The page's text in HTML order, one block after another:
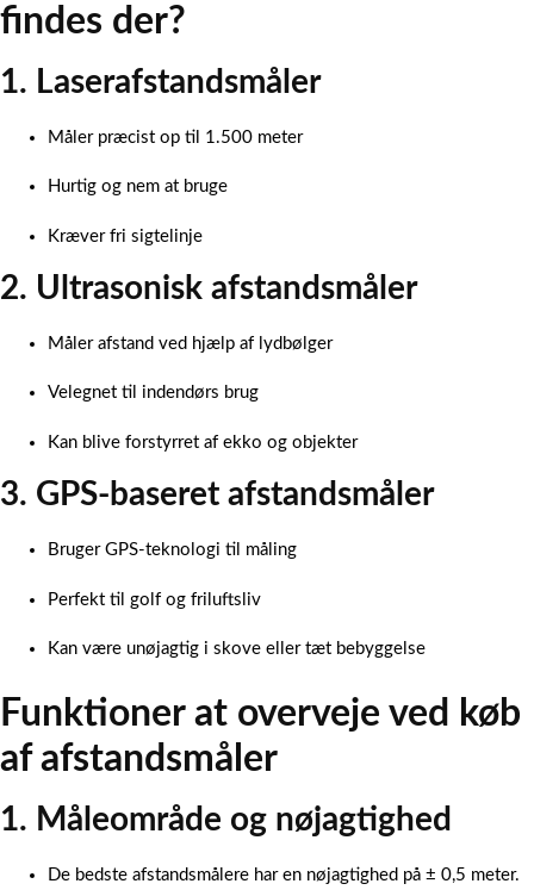
findes der?
1. Laserafstandsmåler
Måler præcist op til 1.500 meter
Hurtig og nem at bruge
Kræver fri sigtelinje
2. Ultrasonisk afstandsmåler
Måler afstand ved hjælp af lydbølger
Velegnet til indendørs brug
Kan blive forstyrret af ekko og objekter
3. GPS-baseret afstandsmåler
Bruger GPS-teknologi til måling
Perfekt til golf og friluftsliv
Kan være unøjagtig i skove eller tæt bebyggelse
Funktioner at overveje ved køb
af afstandsmåler
1. Måleområde og nøjagtighed
De bedste afstandsmålere har en nøjagtighed på ± 0,5 meter.